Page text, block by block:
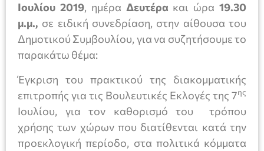
Ιουλίου 2019, ημέρα Δευτέρα και ώρα19.30
μ.μ., σε ειδική συνεδρίαση, στην αίθουσα του
Δημοτικού Συμβουλίου, για να συζητήσουμε το
παρακάτω θέμα:
Έγκριση του πρακτικού της διακομματικής
επιτροπής για τις Βουλευτικές Εκλογές της 7ης
Ιουλίου, για τον καθορισμό του τρόπου
χρήσης των χώρων που διατίθενται κατά την
προεκλογική περίοδο, στα πολιτικά κόμματα